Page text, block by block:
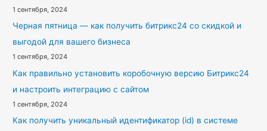
1 сентября, 2024
Черная пятница — как получить битрикс24 со скидкой и
выгодой для вашего бизнеса
1 сентября, 2024
Как правильно установить коробочную версию Битрикс24
и настроить интеграцию с сайтом
1 сентября, 2024
Как получить уникальный идентификатор (id) в системе